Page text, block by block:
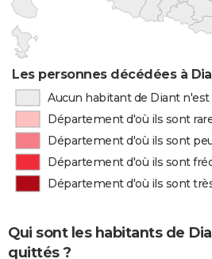
Les personnes décédées à
Aucun habitant de Diant
Département d'où ils sont
Département d'où ils sont
Département d'où ils sont
Département d'où ils sont
Qui sont les habitants de
quittés ?